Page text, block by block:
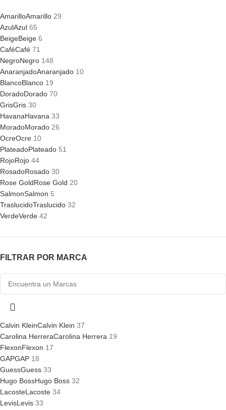
AmarilloAmarillo 29
AzulAzul 65
BeigeBeige 6
CaféCafé 71
NegroNegro 148
AnaranjadoAnaranjado 10
BlancoBlanco 19
DoradoDorado 70
GrisGris 30
HavanaHavana 33
MoradoMorado 26
OcreOcre 10
PlateadoPlateado 51
RojoRojo 44
RosadoRosado 30
Rose GoldRose Gold 20
SalmonSalmon 5
TraslucidoTraslucido 32
VerdeVerde 42
FILTRAR POR MARCA
Calvin KleinCalvin Klein 37
Carolina HerreraCarolina Herrera 19
FlexonFlexon 17
GAPGAP 18
GuessGuess 33
Hugo BossHugo Boss 32
LacosteLacoste 34
LevisLevis 33